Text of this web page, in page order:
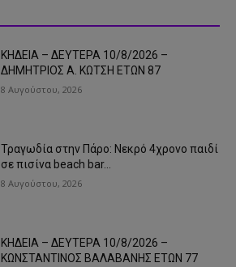
ΚΗΔΕΙΑ – ΔΕΥΤΕΡΑ 10/8/2026 –
ΔΗΜΗΤΡΙΟΣ Α. ΚΩΤΣΗ ΕΤΩΝ 87
8 Αυγούστου, 2026
Τραγωδία στην Πάρο: Νεκρό 4χρονο παιδί
σε πισίνα beach bar…
8 Αυγούστου, 2026
ΚΗΔΕΙΑ – ΔΕΥΤΕΡΑ 10/8/2026 –
ΚΩΝΣΤΑΝΤΙΝΟΣ ΒΑΛΑΒΑΝΗΣ ΕΤΩΝ 77